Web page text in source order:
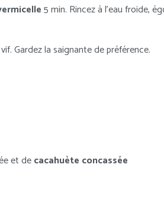
5 min. Rincez à l’eau froide,
Gardez la saignante de préférence.
et decacahuète concassée